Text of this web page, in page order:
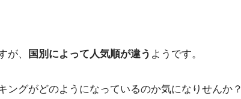
が、 国別によって人気順が違う ようです。
グがどのようになっているのか気になりせんか？